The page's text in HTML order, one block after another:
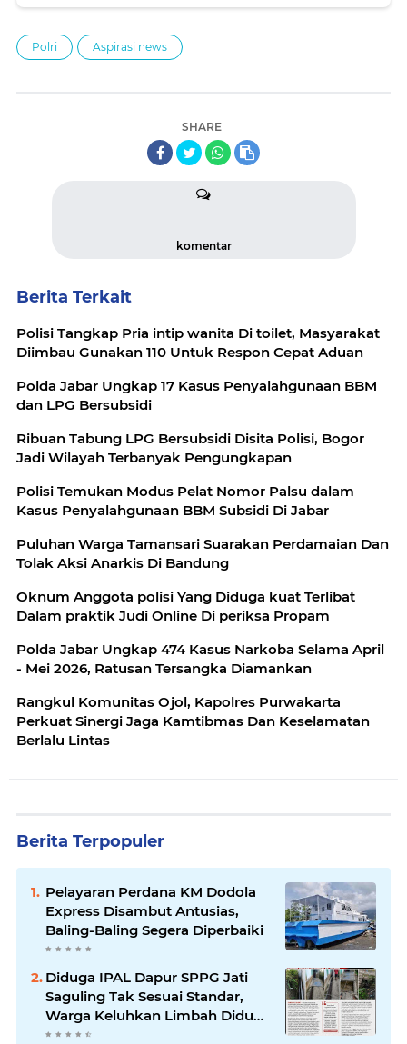
Polri Aspirasi news
SHARE
komentar
Berita Terkait
Polisi Tangkap Pria intip wanita Di toilet, Masyarakat
Diimbau Gunakan 110 Untuk Respon Cepat Aduan
Polda Jabar Ungkap 17 Kasus Penyalahgunaan BBM
dan LPG Bersubsidi
‎Ribuan Tabung LPG Bersubsidi Disita Polisi, Bogor
Jadi Wilayah Terbanyak Pengungkapan
‎Polisi Temukan Modus Pelat Nomor Palsu dalam
Kasus Penyalahgunaan BBM Subsidi Di Jabar
Puluhan Warga Tamansari Suarakan Perdamaian Dan
Tolak Aksi Anarkis Di Bandung
Oknum Anggota polisi Yang Diduga kuat Terlibat
Dalam praktik Judi Online Di periksa Propam
Polda Jabar Ungkap 474 Kasus Narkoba Selama April
- Mei 2026, Ratusan Tersangka Diamankan
Rangkul Komunitas Ojol, Kapolres Purwakarta
Perkuat Sinergi Jaga Kamtibmas Dan Keselamatan
Berlalu Lintas
Berita Terpopuler
Pelayaran Perdana KM Dodola
Express Disambut Antusias,
Baling-Baling Segera Diperbaiki
Diduga IPAL Dapur SPPG Jati
Saguling Tak Sesuai Standar,
Warga Keluhkan Limbah Diduga
Mengalir ke Sungai